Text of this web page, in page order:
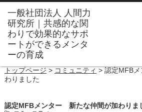
トップページ > コミュニティ > 認定MFB
わりました
認定MFBメンター 新たな仲間が加わりま